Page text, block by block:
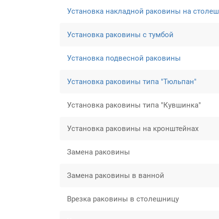
Установка накладной раковины на
Установка раковины с тумбой
Установка подвесной раковины
Установка раковины типа "Тюльпан"
Установка раковины типа "Кувшинка"
Установка раковины на кронштейнах
Замена раковины
Замена раковины в ванной
Врезка раковины в столешницу